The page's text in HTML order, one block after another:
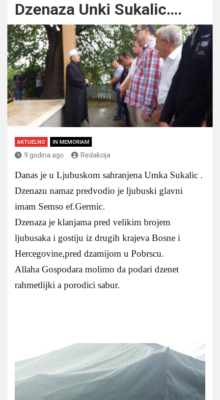
Dzenaza Unki Sukalic….
AKTUELNO IN MEMORIAM
9 godina ago Redakcija
Danas je u Ljubuskom sahranjena Umka Sukalic .
Dzenazu namaz predvodio je ljubuski glavni
imam Semso ef.Germic.
Dzenaza je klanjama pred velikim brojem
ljubusaka i gostiju iz drugih krajeva Bosne i
Hercegovine,pred dzamijom u Pobrscu.
Allaha Gospodara molimo da podari dzenet
rahmetlijki a porodici sabur.